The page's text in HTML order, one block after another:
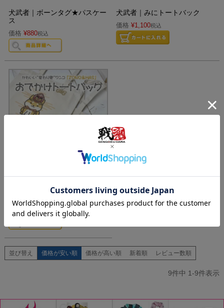
犬武者｜ボーンタグ★パスケー
ス
価格 ¥880税込
犬武者｜みにトートバック
価格 ¥1,100税込
犬武者｜ボーンタグ★トートバ
¥ 1,980
並び替え 価格が安い順 価格が高い順 新着順 レビュー数順
9件中 1-9件表示